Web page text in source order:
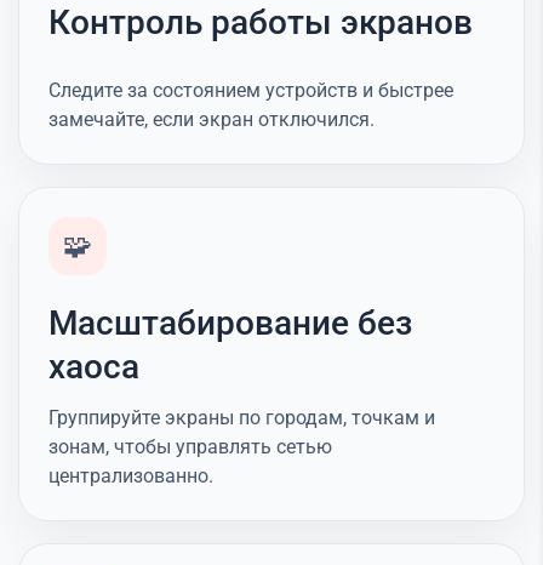
Контроль работы экранов
Следите за состоянием устройств и быстрее
замечайте, если экран отключился.
🧩
Масштабирование без
хаоса
Группируйте экраны по городам, точкам и
зонам, чтобы управлять сетью
централизованно.